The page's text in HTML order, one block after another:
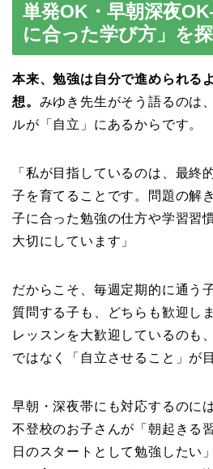
単発OK・早朝深夜
に合った学び方」を
本来、勉強は自分で進められる
想。 みゆき先生がそう語るのは
ルが「自立」にあるからです。
「私が目指しているのは、最終
子を育てることです。問題の解
子に合った勉強の仕方や学習習
大切にしています」
だからこそ、毎週定期的に通う
質問する子も、どちらも歓迎し
レッスンを大歓迎しているのも
ではなく「自立させること」が
早朝・深夜帯にも対応するのに
不登校のお子さんが「朝起きる
日のスタートとして勉強したい